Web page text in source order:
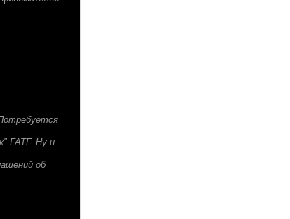
FATF. Ну и
об